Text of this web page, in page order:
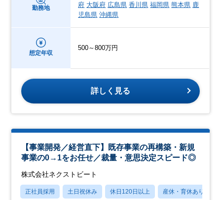
勤務地
府 大阪府 広島県 香川県 福岡県 熊本県 鹿
児島県 沖縄県
想定年収
500～800万円
詳しく見る
【事業開発／経営直下】既存事業の再構築・新規
事業の0→1をお任せ／裁量・意思決定スピード◎
株式会社ネクストビート
正社員採用 土日祝休み 休日120日以上 産休・育休あり